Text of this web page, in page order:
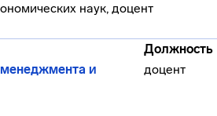
наук, доцент
Должность
и
доцент